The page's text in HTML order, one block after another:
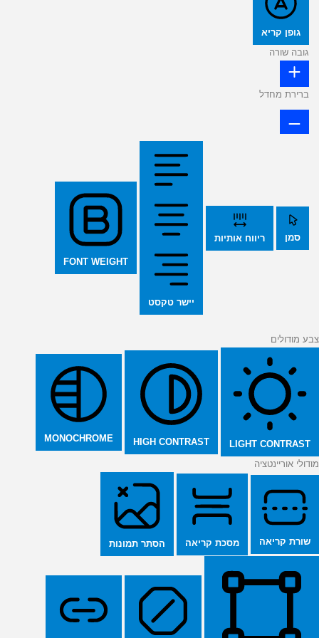
גופן קריא
גובה שורה
ברירת מחדל
סמן ריווח אותיות
יישר טקסט
FONT WEIGHT
צבע מודולים
LIGHT CONTRAST
HIGH CONTRAST
MONOCHROME
מודולי אוריינטציה
שורת קריאה מסכת קריאה הסתר תמונות